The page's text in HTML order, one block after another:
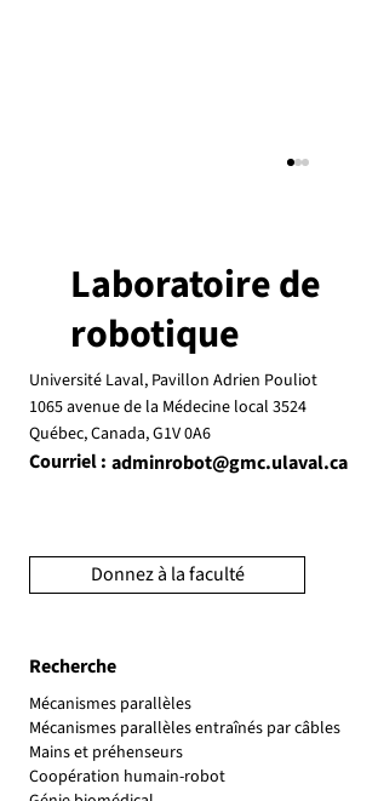
Clément Gosselin nommé
2026
Recherche
Mécanismes parallèles
Mécanismes parallèles entraînés par câbles
Mains et préhenseurs
Coopération humain-robot
Laboratoire de
robotique
Courriel : adminrobot@gmc.ulaval.ca
Université Laval, Pavillon Adrien Pouliot
1065 avenue de la Médecine local 3524
Québec, Canada, G1V 0A6
Donnez à la faculté